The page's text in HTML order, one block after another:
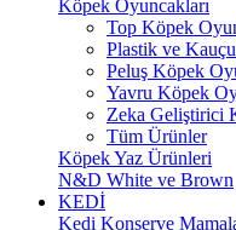
Köpek Oyuncakları
Top Köpek
Plastik ve
Peluş Köpek
Yavru Köpek
Zeka Geliştirici
Tüm Ürünler
Köpek Yaz Ürünleri
N&D White ve Brown
KEDİ
Kedi Konserve